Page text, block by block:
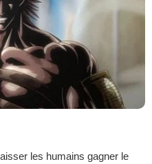
les humains gagner le